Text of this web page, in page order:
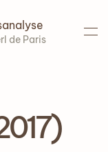
de Paris